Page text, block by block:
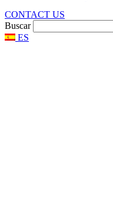
CONTACT US
Buscar
ES